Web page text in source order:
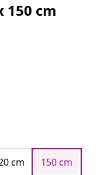
150 cm
cm
150 cm